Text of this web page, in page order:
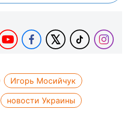
Игорь Мосийчук
новости Украины